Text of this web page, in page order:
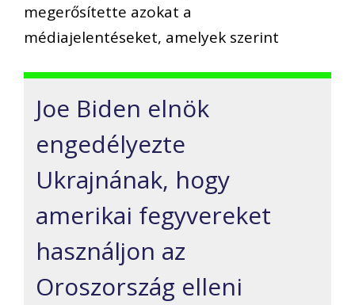
megerősítette azokat a
médiajelentéseket, amelyek szerint
Joe Biden elnök
engedélyezte
Ukrajnának, hogy
amerikai fegyvereket
használjon az
Oroszország elleni